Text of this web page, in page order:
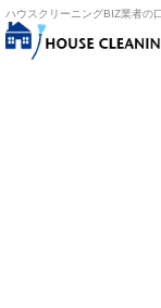
ハウスクリーニングBIZ業者の